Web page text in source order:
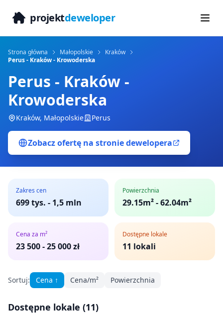
projektdeweloper
Strona główna Małopolskie
Kraków
Perus - Kraków - Krowoderska
Perus - Kraków -
Krowoderska
Kraków, Małopolskie Perus
Zobacz ofertę na stronie dewelopera
Zakres cen
699 tys. - 1,5 mln
Powierzchnia
29.15m² - 62.04m²
Cena za m²
23 500-25 000zł
Dostępne lokale
11 lokali
Sortuj: Cena ↑ Cena/m² Powierzchnia
Dostępne lokale (11)